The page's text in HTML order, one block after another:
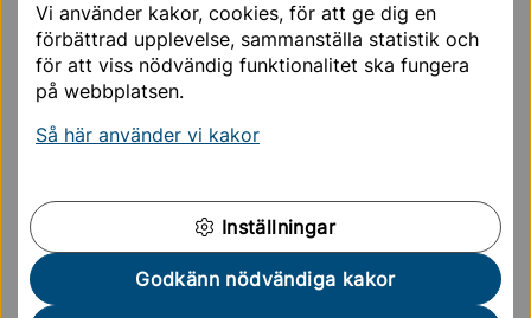
Vi använder kakor, cookies, för att ge dig en
förbättrad upplevelse, sammanställa statistik och
för att viss nödvändig funktionalitet ska fungera
på webbplatsen.
Så här använder vi kakor
Inställningar
Godkänn nödvändiga kakor
Du köper terminsbiljett själv och ansöker om
ersättning via e-tjänsten.
Skicka in kvitto senast tre månader efter köpet.
Så betalas pengarna ut
utbetalningar.
Om du har ett konto hos Swedbank men vill att
pengarna ska gå till ett annat konto behöver du